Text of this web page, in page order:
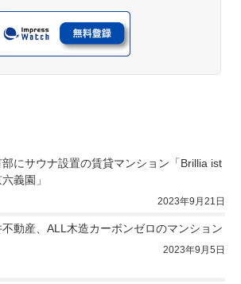
部にサウナ設置の賃貸マンション「Brillia ist
義園」
2023年9月21日
不動産、ALL木造カーボンゼロのマンション
2023年9月5日